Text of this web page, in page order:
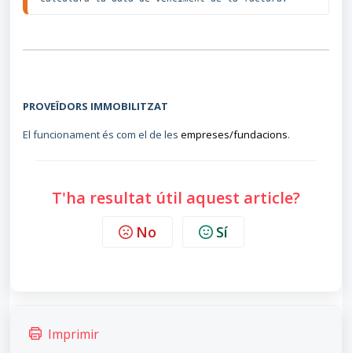
PROVEÏDORS IMMOBILITZAT
El funcionament és com el de les empreses/fundacions.
T'ha resultat útil aquest article?
No Sí
Imprimir